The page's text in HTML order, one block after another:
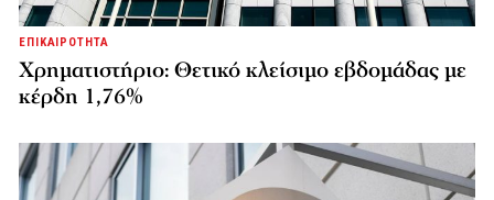
ΕΠΙΚΑΙΡΟΤΗΤΑ
Χρηματιστήριο: Θετικό κλείσιμο εβδομάδας με
κέρδη 1,76%